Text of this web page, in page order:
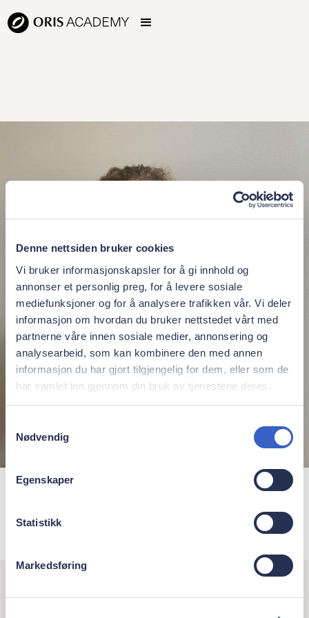
Denne nettsiden bruker cookies
Vi bruker informasjonskapsler for å gi innhold og
annonser et personlig preg, for å levere sosiale
mediefunksjoner og for å analysere trafikken vår. Vi deler
informasjon om hvordan du bruker nettstedet vårt med
partnerne våre innen sosiale medier, annonsering og
analysearbeid, som kan kombinere den med annen
informasjon du har gjort tilgjengelig for dem, eller som de
har samlet inn gjennom din bruk av tjenestene deres.
Nødvendig
Egenskaper
Statistikk
Markedsføring